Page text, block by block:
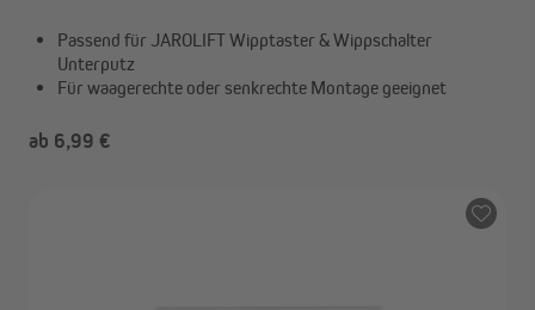
Passend für JAROLIFT Wipptaster & Wippschalter
Unterputz
Für waagerechte oder senkrechte Montage geeignet
ab 6,99 €